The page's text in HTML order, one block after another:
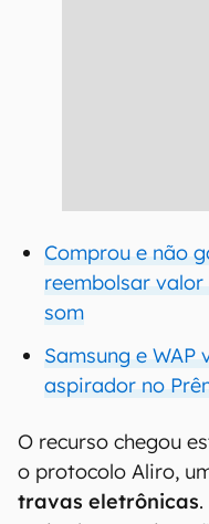
Comprou e não
reembolsar
som
Samsung e
aspirador no
O recurso chegou
o protocolo Aliro,
travas eletrônicas